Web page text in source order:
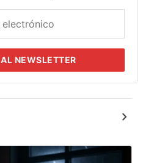
AL NEWSLETTER